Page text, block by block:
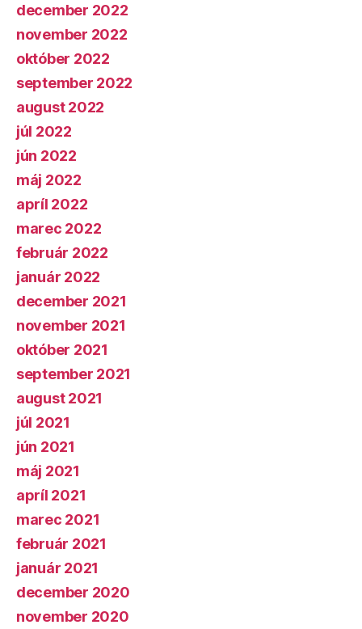
december 2022
november 2022
október 2022
september 2022
august 2022
júl 2022
jún 2022
máj 2022
apríl 2022
marec 2022
február 2022
január 2022
december 2021
november 2021
október 2021
september 2021
august 2021
júl 2021
jún 2021
máj 2021
apríl 2021
marec 2021
február 2021
január 2021
december 2020
november 2020